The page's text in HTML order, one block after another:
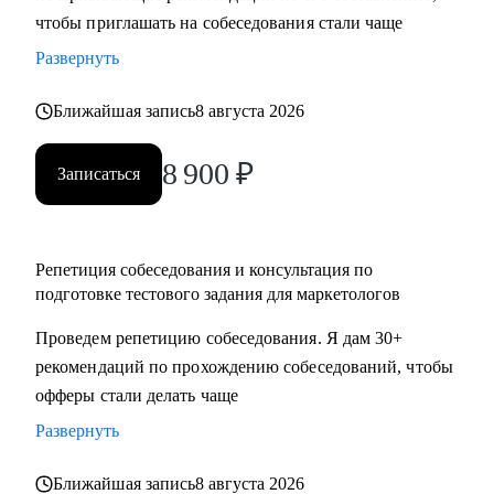
достижения намеченных целей
• Оценить навыки в маркетинге и дам рекомендации, что и
• Отвечу на любые вопросы, связанные с карьерой
маркетолога и поиском работы
Кому могу помочь:
• Начинающий в профессии
• Планируешь сменить роль или профиль
• Стремишься стать руководителем
• Хочешь быть полностью уверен в своём резюме и
коммуникациях
чтобы приглашать на собеседования стали чаще
Развернуть
Ближайшая запись8 августа 2026
Записаться 8 900 ₽
Репетиция собеседования и консультация по
подготовке тестового задания для маркетологов
Проведем репетицию собеседования. Я дам 30+
рекомендаций по прохождению собеседований, чтобы
офферы стали делать чаще
Развернуть
Ближайшая запись8 августа 2026